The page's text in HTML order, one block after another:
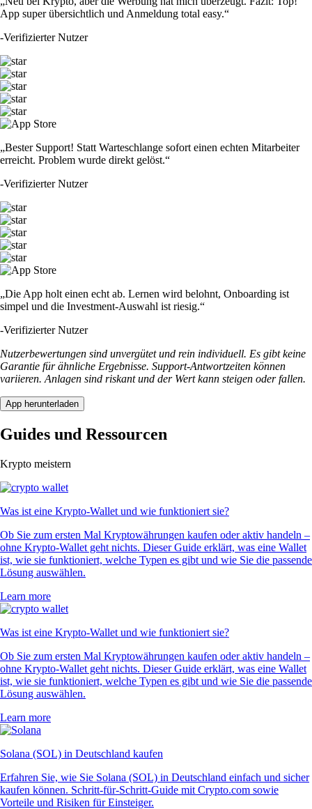
App super übersichtlich und Anmeldung total easy.“
-Verifizierter Nutzer
„Bester Support! Statt Warteschlange sofort einen echten Mitarbeiter
erreicht. Problem wurde direkt gelöst.“
-Verifizierter Nutzer
„Die App holt einen echt ab. Lernen wird belohnt, Onboarding ist
simpel und die Investment-Auswahl ist riesig.“
-Verifizierter Nutzer
Nutzerbewertungen sind unvergütet und rein individuell. Es gibt keine
Garantie für ähnliche Ergebnisse. Support-Antwortzeiten können
variieren. Anlagen sind riskant und der Wert kann steigen oder fallen.
App herunterladen
Guides und Ressourcen
Krypto meistern
Was ist eine Krypto-Wallet und wie funktioniert sie?
Ob Sie zum ersten Mal Kryptowährungen kaufen oder aktiv handeln –
ohne Krypto-Wallet geht nichts. Dieser Guide erklärt, was eine Wallet
ist, wie sie funktioniert, welche Typen es gibt und wie Sie die passende
Lösung auswählen.
Learn more
Was ist eine Krypto-Wallet und wie funktioniert sie?
Ob Sie zum ersten Mal Kryptowährungen kaufen oder aktiv handeln –
ohne Krypto-Wallet geht nichts. Dieser Guide erklärt, was eine Wallet
ist, wie sie funktioniert, welche Typen es gibt und wie Sie die passende
Lösung auswählen.
Learn more
Solana (SOL) in Deutschland kaufen
Erfahren Sie, wie Sie Solana (SOL) in Deutschland einfach und sicher
kaufen können. Schritt-für-Schritt-Guide mit Crypto.com sowie
Vorteile und Risiken für Einsteiger.